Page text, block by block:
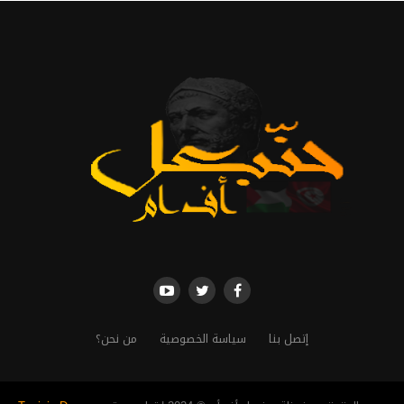
إتصل بنا سياسة الخصوصية من نحن؟